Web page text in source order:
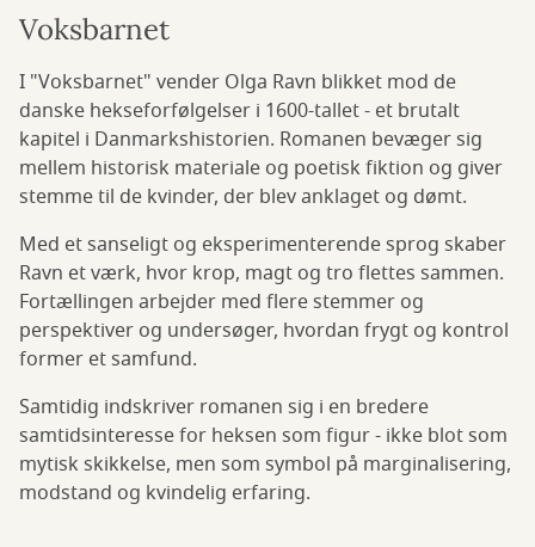
Voksbarnet
I "Voksbarnet" vender Olga Ravn blikket mod de
danske hekseforfølgelser i 1600-tallet - et brutalt
kapitel i Danmarkshistorien. Romanen bevæger sig
mellem historisk materiale og poetisk fiktion og giver
stemme til de kvinder, der blev anklaget og dømt.
Med et sanseligt og eksperimenterende sprog skaber
Ravn et værk, hvor krop, magt og tro flettes sammen.
Fortællingen arbejder med flere stemmer og
perspektiver og undersøger, hvordan frygt og kontrol
former et samfund.
Samtidig indskriver romanen sig i en bredere
samtidsinteresse for heksen som figur - ikke blot som
mytisk skikkelse, men som symbol på marginalisering,
modstand og kvindelig erfaring.